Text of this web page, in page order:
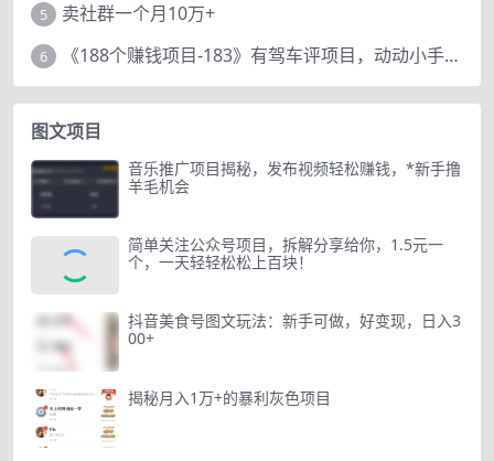
5 卖社群一个月10万+
6 《188个赚钱项目-183》有驾车评项目，动动小手，复制粘贴赚44元！
图文项目
音乐推广项目揭秘，发布视频轻松赚钱，*新手撸
羊毛机会
简单关注公众号项目，拆解分享给你，1.5元一
个，一天轻轻松松上百块！
抖音美食号图文玩法：新手可做，好变现，日入3
00+
揭秘月入1万+的暴利灰色项目